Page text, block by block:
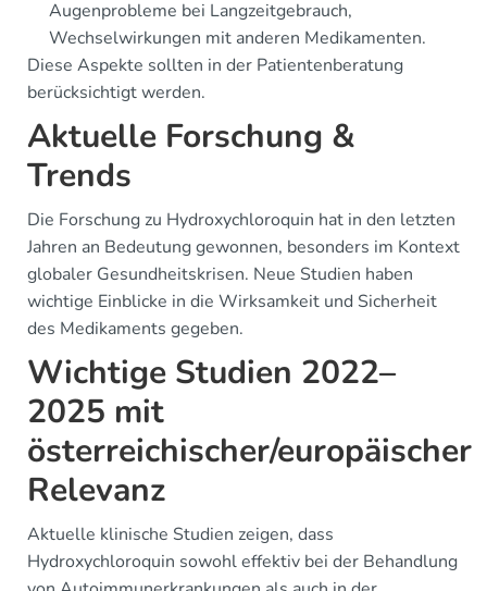
Augenprobleme bei Langzeitgebrauch,
Wechselwirkungen mit anderen Medikamenten.
Diese Aspekte sollten in der Patientenberatung
berücksichtigt werden.
Aktuelle Forschung &
Trends
Die Forschung zu Hydroxychloroquin hat in den letzten
Jahren an Bedeutung gewonnen, besonders im Kontext
globaler Gesundheitskrisen. Neue Studien haben
wichtige Einblicke in die Wirksamkeit und Sicherheit
des Medikaments gegeben.
Wichtige Studien 2022–
2025 mit
österreichischer/europäischer
Relevanz
Aktuelle klinische Studien zeigen, dass
Hydroxychloroquin sowohl effektiv bei der Behandlung